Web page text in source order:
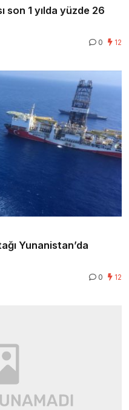
son 1 yılda yüzde 26
0 12
Yunanistan’da
0 12